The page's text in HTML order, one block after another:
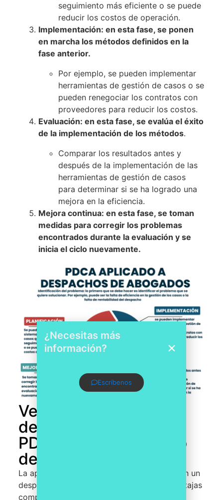
seguimiento más eficiente o se puede
reducir los costos de operación.
Implementación: en esta fase, se ponen
en marcha los métodos definidos en la
fase anterior.
Por ejemplo, se pueden implementar
herramientas de gestión de casos o se
pueden renegociar los contratos con
proveedores para reducir los costos.
Evaluación: en esta fase, se evalúa el éxito
de la implementación de los métodos.
Comparar los resultados antes y
después de la implementación de las
herramientas de gestión de casos
para determinar si se ha logrado una
mejora en la eficiencia.
Mejora continua: en esta fase, se toman
medidas para corregir los problemas
encontrados durante la evaluación y se
inicia el ciclo nuevamente.
Ventajas competitivas
de la mejora continua
PDCA en un despacho
de abogados
La aplicación de la mejora continua PDCA en un
despacho de abogados ofrece diversas ventajas
competitivas, tales como:
¿Necesitas más
información?
Escríbenos